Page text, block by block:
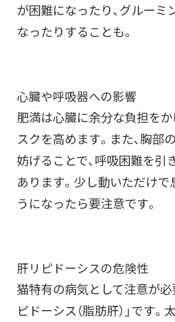
が困難になったり、グルーミ
なったりすることも。
心臓や呼吸器への影響
肥満は心臓に余分な負担をか
スクを高めます。また、胸部
妨げることで、呼吸困難を引
あります。少し動いただけで
うになったら要注意です。
肝リピドーシスの危険性
猫特有の病気として注意が必
ピドーシス（脂肪肝）」です